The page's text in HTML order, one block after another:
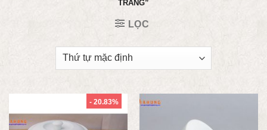
TRẰNG”
LỌC
- 20.83%